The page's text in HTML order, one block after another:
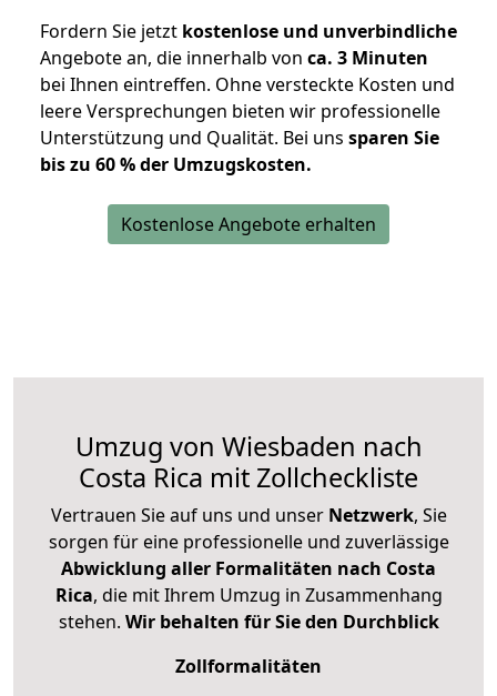
Fordern Sie jetzt kostenlose und unverbindliche
Angebote an, die innerhalb von ca. 3 Minuten
bei Ihnen eintreffen. Ohne versteckte Kosten und
leere Versprechungen bieten wir professionelle
Unterstützung und Qualität. Bei uns sparen Sie
bis zu 60 % der Umzugskosten.
Kostenlose Angebote erhalten
Umzug von Wiesbaden nach
Costa Rica mit Zollcheckliste
Vertrauen Sie auf uns und unser Netzwerk, Sie
sorgen für eine professionelle und zuverlässige
Abwicklung aller Formalitäten nach Costa
Rica, die mit Ihrem Umzug in Zusammenhang
stehen. Wir behalten für Sie den Durchblick
Zollformalitäten